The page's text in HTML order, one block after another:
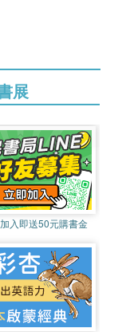
展
加入即送50元購書金